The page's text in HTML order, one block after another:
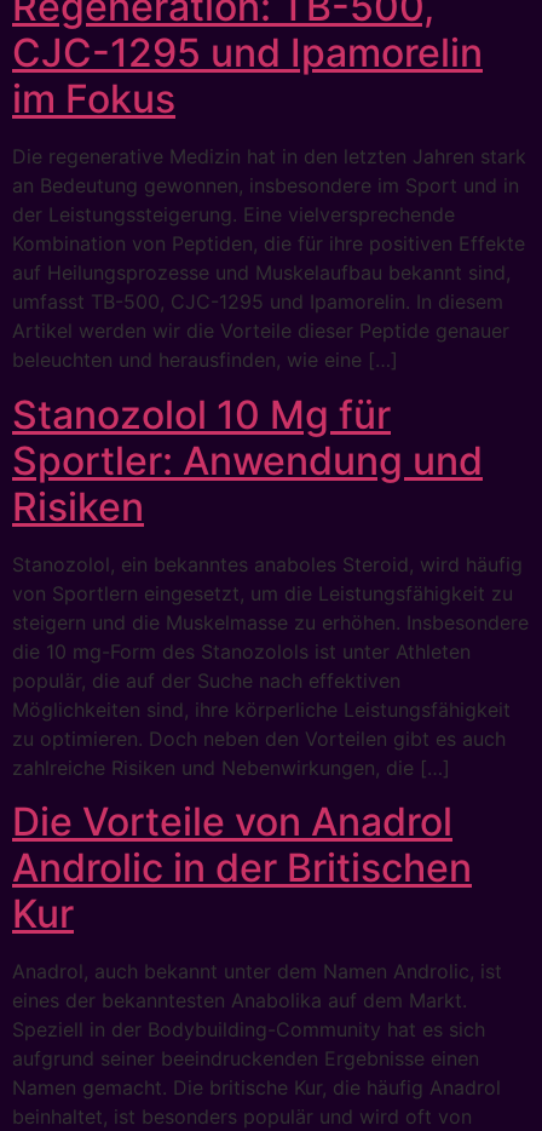
CJC-1295 und Ipamorelin
im Fokus
Die regenerative Medizin hat in den letzten Jahren stark
an Bedeutung gewonnen, insbesondere im Sport und in
der Leistungssteigerung. Eine vielversprechende
Kombination von Peptiden, die für ihre positiven Effekte
auf Heilungsprozesse und Muskelaufbau bekannt sind,
umfasst TB-500, CJC-1295 und Ipamorelin. In diesem
Artikel werden wir die Vorteile dieser Peptide genauer
beleuchten und herausfinden, wie eine […]
Stanozolol 10 Mg für
Sportler: Anwendung und
Risiken
Stanozolol, ein bekanntes anaboles Steroid, wird häufig
von Sportlern eingesetzt, um die Leistungsfähigkeit zu
steigern und die Muskelmasse zu erhöhen. Insbesondere
die 10 mg-Form des Stanozolols ist unter Athleten
populär, die auf der Suche nach effektiven
Möglichkeiten sind, ihre körperliche Leistungsfähigkeit
zu optimieren. Doch neben den Vorteilen gibt es auch
zahlreiche Risiken und Nebenwirkungen, die […]
Die Vorteile von Anadrol
Androlic in der Britischen
Kur
Anadrol, auch bekannt unter dem Namen Androlic, ist
eines der bekanntesten Anabolika auf dem Markt.
Speziell in der Bodybuilding-Community hat es sich
aufgrund seiner beeindruckenden Ergebnisse einen
Namen gemacht. Die britische Kur, die häufig Anadrol
beinhaltet, ist besonders populär und wird oft von